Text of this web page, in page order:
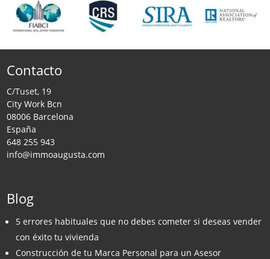
Contacto
C/Tuset, 19
City Work Bcn
08006 Barcelona
España
648 255 943
info@immoaugusta.com
Blog
5 errores habituales que no debes cometer si deseas vender
con éxito tu vivienda
Construcción de tu Marca Personal para un Asesor